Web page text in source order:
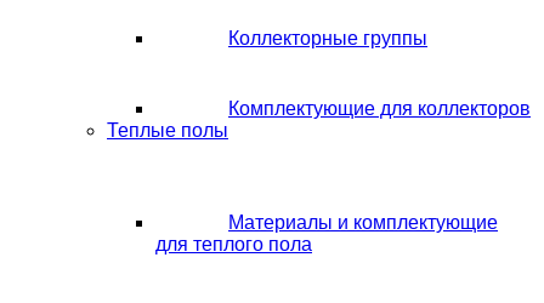
Коллекторные группы
Комплектующие для коллекторов
Теплые полы
Материалы и комплектующие
для теплого пола